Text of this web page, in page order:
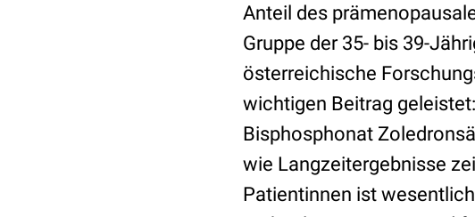
Anteil des
Gruppe der 35- bis 39-
österreichische
wichtigen Beitrag
Bisphosphonat
wie Langzeitergebnisse
Patientinnen ist